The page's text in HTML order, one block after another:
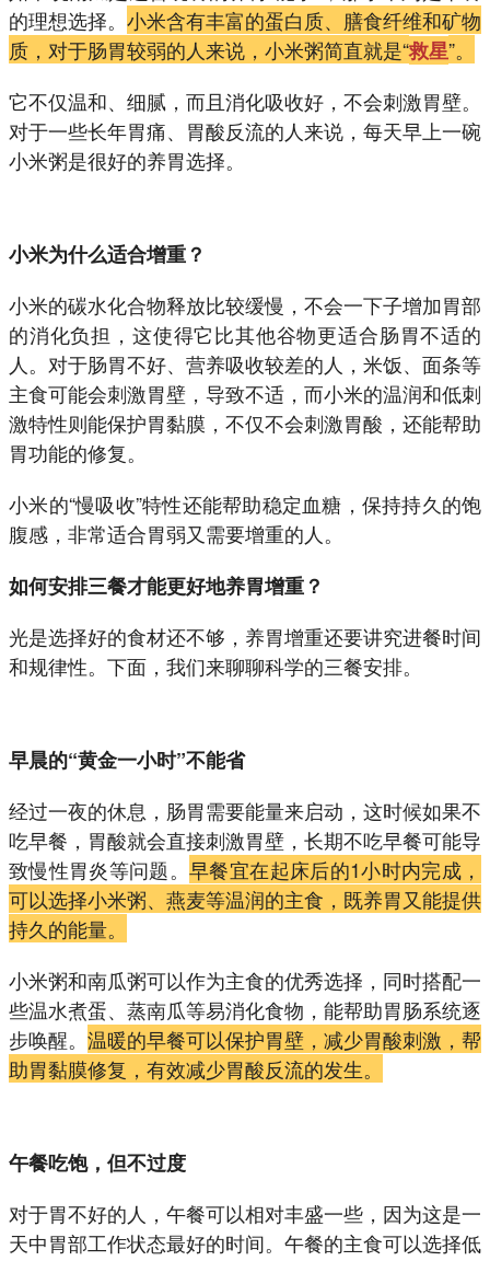
的理想选择。 小米含有丰富的蛋白质、膳食纤维和矿物
质，对于肠胃较弱的人来说，小米粥简直就是“救星”。
它不仅温和、细腻，而且消化吸收好，不会刺激胃壁。
对于一些长年胃痛、胃酸反流的人来说，每天早上一碗
小米粥是很好的养胃选择。
小米为什么适合增重？
小米的碳水化合物释放比较缓慢，不会一下子增加胃部
的消化负担，这使得它比其他谷物更适合肠胃不适的
人。对于肠胃不好、营养吸收较差的人，米饭、面条等
主食可能会刺激胃壁，导致不适，而小米的温润和低刺
激特性则能保护胃黏膜，不仅不会刺激胃酸，还能帮助
胃功能的修复。
小米的“慢吸收”特性还能帮助稳定血糖，保持持久的饱
腹感，非常适合胃弱又需要增重的人。
如何安排三餐才能更好地养胃增重？
光是选择好的食材还不够，养胃增重还要讲究进餐时间
和规律性。下面，我们来聊聊科学的三餐安排。
早晨的“黄金一小时”不能省
经过一夜的休息，肠胃需要能量来启动，这时候如果不
吃早餐，胃酸就会直接刺激胃壁，长期不吃早餐可能导
致慢性胃炎等问题。早餐宜在起床后的1小时内完成，
可以选择小米粥、燕麦等温润的主食，既养胃又能提供
持久的能量。
小米粥和南瓜粥可以作为主食的优秀选择，同时搭配一
些温水煮蛋、蒸南瓜等易消化食物，能帮助胃肠系统逐
步唤醒。 温暖的早餐可以保护胃壁，减少胃酸刺激，帮
助胃黏膜修复，有效减少胃酸反流的发生。
午餐吃饱，但不过度
对于胃不好的人，午餐可以相对丰盛一些，因为这是一
天中胃部工作状态最好的时间。午餐的主食可以选择低